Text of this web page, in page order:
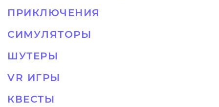
ПРИКЛЮЧЕНИЯ
СИМУЛЯТОРЫ
ШУТЕРЫ
VR ИГРЫ
КВЕСТЫ